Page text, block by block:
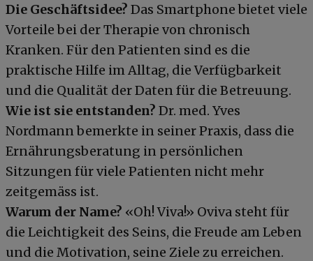
Die Geschäftsidee? Das Smartphone bietet viele
Vorteile bei der Therapie von chronisch
Kranken. Für den Patienten sind es die
praktische Hilfe im Alltag, die Verfügbarkeit
und die Qualität der Daten für die Betreuung.
Wie ist sie entstanden? Dr. med. Yves
Nordmann bemerkte in seiner Praxis, dass die
Ernährungsberatung in persönlichen
Sitzungen für viele Patienten nicht mehr
zeitgemäss ist.
Warum der Name? «Oh! Viva!» Oviva steht für
die Leichtigkeit des Seins, die Freude am Leben
und die Motivation, seine Ziele zu erreichen.